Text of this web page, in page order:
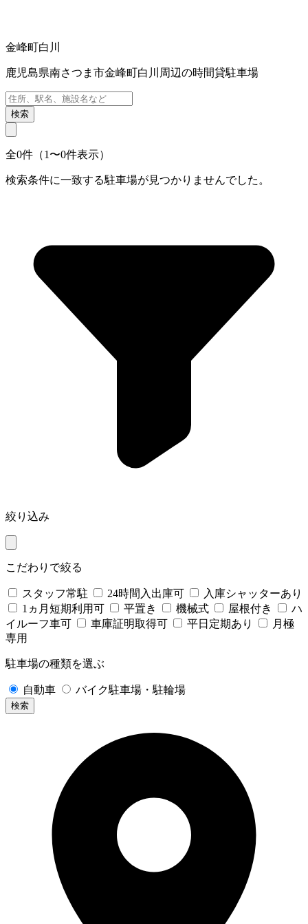
金峰町白川
鹿児島県南さつま市金峰町白川周辺の時間貸駐車場
検索
全0件（1〜0件表示）
検索条件に一致する駐車場が見つかりませんでした。
絞り込み
こだわりで絞る
スタッフ常駐 24時間入出庫可
入庫シャッターあり
1ヵ月短期利用可
平置き 機械式 屋根付き
ハ
イルーフ車可
車庫証明取得可 平日定期あり
月極
専用
駐車場の種類を選ぶ
自動車 バイク駐車場・駐輪場
検索